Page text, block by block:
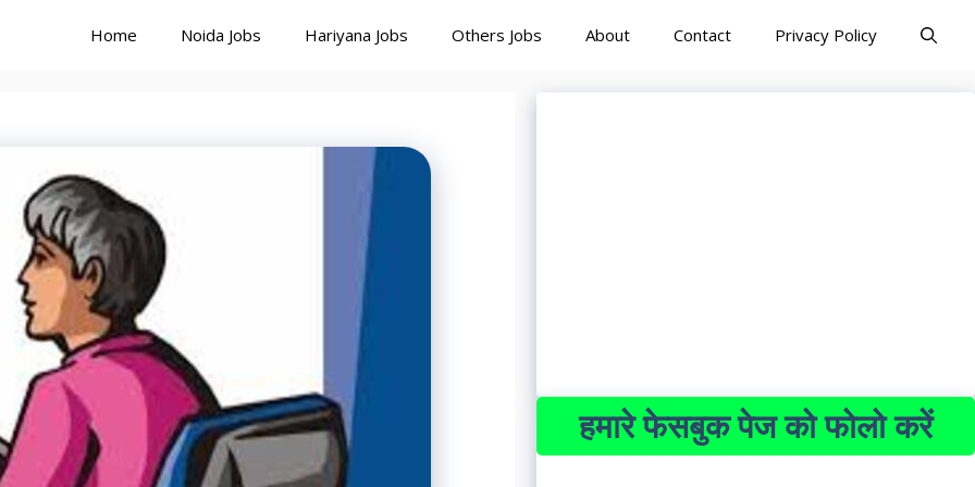
Home Noida Jobs Hariyana Jobs Others Jobs About Contact Privacy Policy
हमारे फेसबुक पेज को फोलो करें